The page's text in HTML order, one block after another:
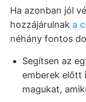
Ha azonban jól
hozzájárulnak a
néhány fontos
Segítsen az
emberek előtt
magukat,